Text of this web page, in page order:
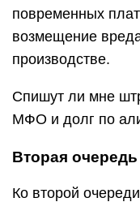
повременных
возмещение
производстве.
Спишут ли мне
МФО и долг по
Вторая очередь
Ко второй